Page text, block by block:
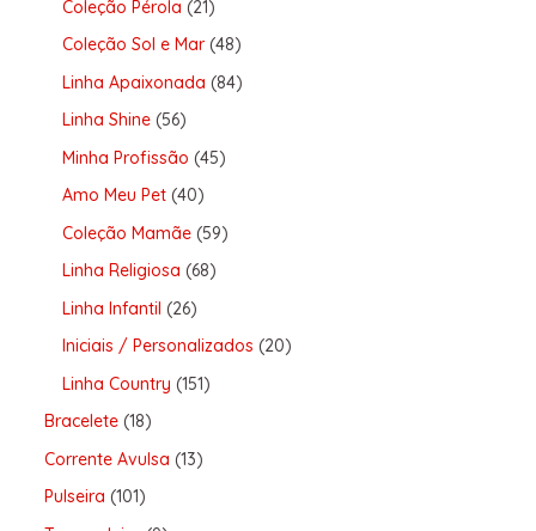
Coleção Pérola 21
Coleção Sol e Mar 48
Linha Apaixonada 84
Linha Shine 56
Minha Profissão 45
Amo Meu Pet 40
Coleção Mamãe 59
Linha Religiosa 68
Linha Infantil 26
Iniciais / Personalizados 20
Linha Country 151
Bracelete 18
Corrente Avulsa 13
Pulseira 101